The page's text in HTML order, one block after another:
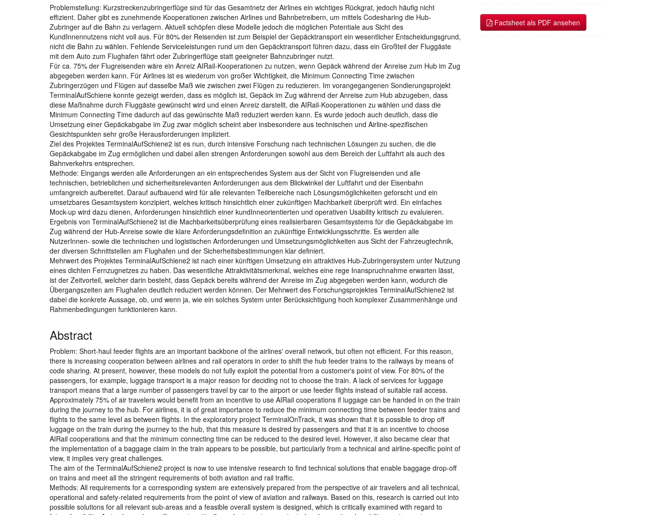
Problemstellung: Kurzstreckenzubringerflüge sind für das Gesamtnetz der Airlines ein wichtiges Rückgrat, jedoch häufig nicht
effizient. Daher gibt es zunehmende Kooperationen zwischen Airlines und Bahnbetreibern, um mittels Codesharing die Hub-
Zubringer auf die Bahn zu verlagern. Aktuell schöpfen diese Modelle jedoch die möglichen Potentiale aus Sicht des
KundInnennutzens nicht voll aus. Für 80% der Reisenden ist zum Beispiel der Gepäcktransport ein wesentlicher Entscheidungsgrund,
nicht die Bahn zu wählen. Fehlende Serviceleistungen rund um den Gepäcktransport führen dazu, dass ein Großteil der Fluggäste
mit dem Auto zum Flughafen fährt oder Zubringerflüge statt geeigneter Bahnzubringer nutzt.
Für ca. 75% der Flugreisenden wäre ein Anreiz AIRail-Kooperationen zu nutzen, wenn Gepäck während der Anreise zum Hub im Zug
abgegeben werden kann. Für Airlines ist es wiederum von großer Wichtigkeit, die Minimum Connecting Time zwischen
Zubringerzügen und Flügen auf dasselbe Maß wie zwischen zwei Flügen zu reduzieren. Im vorangegangenen Sondierungsprojekt
TerminalAufSchiene konnte gezeigt werden, dass es möglich ist, Gepäck im Zug während der Anreise zum Hub abzugeben, dass
diese Maßnahme durch Fluggäste gewünscht wird und einen Anreiz darstellt, die AIRail-Kooperationen zu wählen und dass die
Minimum Connecting Time dadurch auf das gewünschte Maß reduziert werden kann. Es wurde jedoch auch deutlich, dass die
Umsetzung einer Gepäckabgabe im Zug zwar möglich scheint aber insbesondere aus technischen und Airline-spezifischen
Gesichtspunkten sehr große Herausforderungen impliziert.
Ziel des Projektes TerminalAufSchiene2 ist es nun, durch intensive Forschung nach technischen Lösungen zu suchen, die die
Gepäckabgabe im Zug ermöglichen und dabei allen strengen Anforderungen sowohl aus dem Bereich der Luftfahrt als auch des
Bahnverkehrs entsprechen.
Methode: Eingangs werden alle Anforderungen an ein entsprechendes System aus der Sicht von Flugreisenden und alle
technischen, betrieblichen und sicherheitsrelevanten Anforderungen aus dem Blickwinkel der Luftfahrt und der Eisenbahn
umfangreich aufbereitet. Darauf aufbauend wird für alle relevanten Teilbereiche nach Lösungsmöglichkeiten geforscht und ein
umsetzbares Gesamtsystem konzipiert, welches kritisch hinsichtlich einer zukünftigen Machbarkeit überprüft wird. Ein einfaches
Mock-up wird dazu dienen, Anforderungen hinsichtlich einer kundInneorientierten und operativen Usability kritisch zu evaluieren.
Ergebnis von TerminalAufSchiene2 ist die Machbarkeitsüberprüfung eines realisierbaren Gesamtsystems für die Gepäckabgabe im
Zug während der Hub-Anreise sowie die klare Anforderungsdefinition an zukünftige Entwicklungsschritte. Es werden alle
NutzerInnen- sowie die technischen und logistischen Anforderungen und Umsetzungsmöglichkeiten aus Sicht der Fahrzeugtechnik,
der diversen Schnittstellen am Flughafen und der Sicherheitsbestimmungen klar definiert.
Mehrwert des Projektes TerminalAufSchiene2 ist nach einer künftigen Umsetzung ein attraktives Hub-Zubringersystem unter Nutzung
eines dichten Fernzugnetzes zu haben. Das wesentliche Attraktivitätsmerkmal, welches eine rege Inanspruchnahme erwarten lässt,
ist der Zeitvorteil, welcher darin besteht, dass Gepäck bereits während der Anreise im Zug abgegeben werden kann, wodurch die
Übergangszeiten am Flughafen deutlich reduziert werden können. Der Mehrwert des Forschungsprojektes TerminalAufSchiene2 ist
dabei die konkrete Aussage, ob, und wenn ja, wie ein solches System unter Berücksichtigung hoch komplexer Zusammenhänge und
Rahmenbedingungen funktionieren kann.
Abstract
Problem: Short-haul feeder flights are an important backbone of the airlines' overall network, but often not efficient. For this reason,
there is increasing cooperation between airlines and rail operators in order to shift the hub feeder trains to the railways by means of
code sharing. At present, however, these models do not fully exploit the potential from a customer's point of view. For 80% of the
passengers, for example, luggage transport is a major reason for deciding not to choose the train. A lack of services for luggage
transport means that a large number of passengers travel by car to the airport or use feeder flights instead of suitable rail access.
Approximately 75% of air travelers would benefit from an incentive to use AIRail cooperations if luggage can be handed in on the train
during the journey to the hub. For airlines, it is of great importance to reduce the minimum connecting time between feeder trains and
flights to the same level as between flights. In the exploratory project TerminalOnTrack, it was shown that it is possible to drop off
luggage on the train during the journey to the hub, that this measure is desired by passengers and that it is an incentive to choose
AIRail cooperations and that the minimum connecting time can be reduced to the desired level. However, it also became clear that
the implementation of a baggage claim in the train appears to be possible, but particularly from a technical and airline-specific point of
view, it implies very great challenges.
The aim of the TerminalAufSchiene2 project is now to use intensive research to find technical solutions that enable baggage drop-off
on trains and meet all the stringent requirements of both aviation and rail traffic.
Methods: All requirements for a corresponding system are extensively prepared from the perspective of air travelers and all technical,
operational and safety-related requirements from the point of view of aviation and railways. Based on this, research is carried out into
possible solutions for all relevant sub-areas and a feasible overall system is designed, which is critically examined with regard to
Factsheet als PDF ansehen